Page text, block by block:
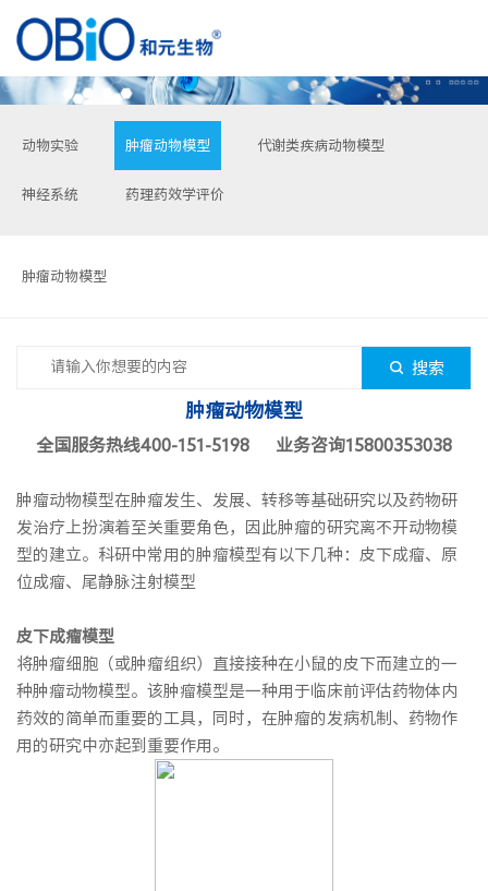
动物实验 肿瘤动物模型 代谢类疾病动物模型
神经系统 药理药效学评价
肿瘤动物模型
搜索
肿瘤动物模型
全国服务热线400-151-5198 业务咨询15800353038
肿瘤动物模型在肿瘤发生、发展、转移等基础研究以及药物研
发治疗上扮演着至关重要角色，因此肿瘤的研究离不开动物模
型的建立。科研中常用的肿瘤模型有以下几种：皮下成瘤、原
位成瘤、尾静脉注射模型
皮下成瘤模型
将肿瘤细胞（或肿瘤组织）直接接种在小鼠的皮下而建立的一
种肿瘤动物模型。该肿瘤模型是一种用于临床前评估药物体内
药效的简单而重要的工具，同时，在肿瘤的发病机制、药物作
用的研究中亦起到重要作用。